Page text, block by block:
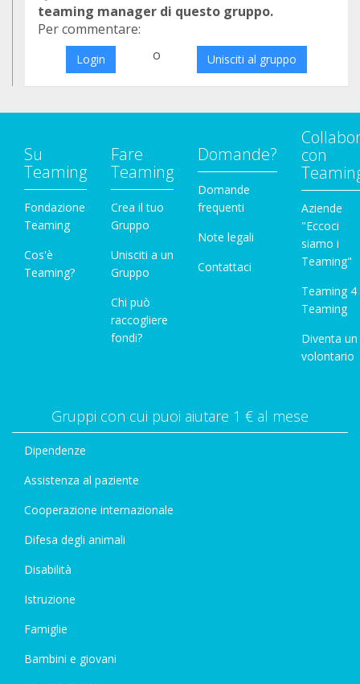
teaming manager di questo gruppo.
Per commentare:
Login o Unisciti al gruppo
Su
Teaming
Fondazione
Teaming
Cos'è
Teaming?
Fare
Teaming
Crea il tuo
Gruppo
Unisciti a un
Gruppo
Chi può
raccogliere
fondi?
Domande?
Domande
frequenti
Note legali
Contattaci
con
Aziende
"Eccoci
siamo i
Teaming"
Teaming 4
Teaming
Diventa un
volontario
Gruppi con cui puoi aiutare 1 € al mese
Dipendenze
Assistenza al paziente
Cooperazione internazionale
Difesa degli animali
Disabilità
Istruzione
Famiglie
Bambini e giovani